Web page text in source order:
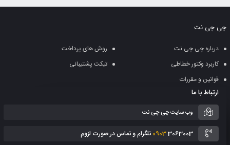
سبد
چی چی نت
درباره چی چی نت
روش های پرداخت
کاربرد وکتور خطاطی
تیکت پشتیبانی
قوانین و مقررات
ارتباط با ما
وب سایت چی چی نت
09033063003 تلگرام و تماس در صورت لزوم